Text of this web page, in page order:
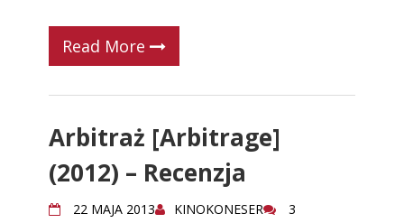
Read More
Arbitraż [Arbitrage]
(2012) – Recenzja
22 MAJA 2013 KINOKONESER 3